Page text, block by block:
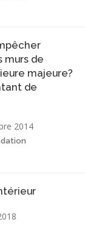
murs de
majeure?
de
2014